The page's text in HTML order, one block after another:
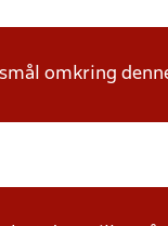
omkring